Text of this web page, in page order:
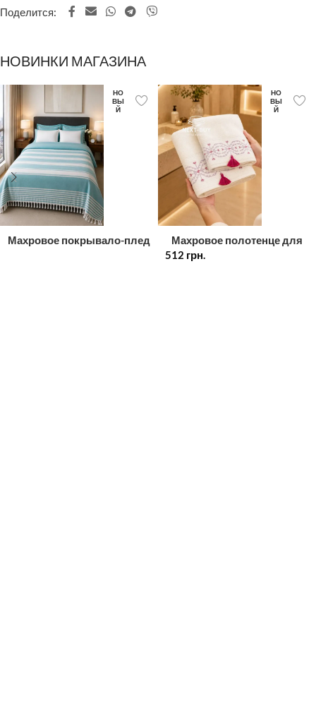
Поделится:
НОВИНКИ МАГАЗИНА
НО
ВЫ
Й
Махровое покрывало-плед
НО
ВЫ
Й
Махровое полотенце для
лица Lavender Ornament
512 грн.